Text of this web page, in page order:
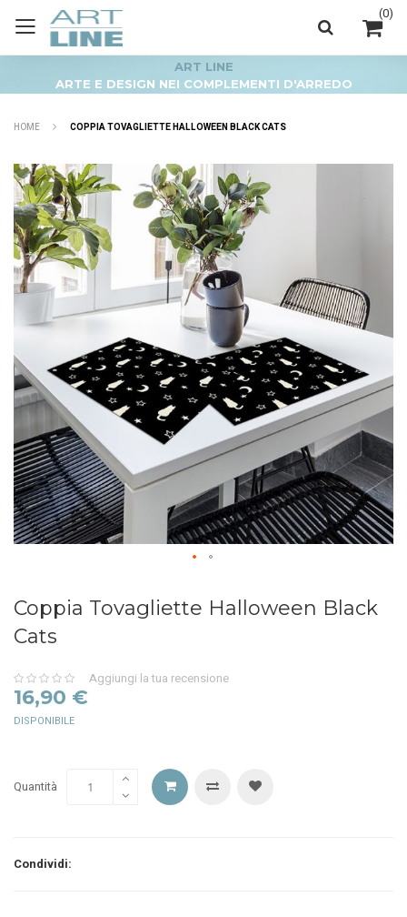
(0)
ART LINE
ARTE E DESIGN NEI COMPLEMENTI D'ARREDO
HOME COPPIA TOVAGLIETTE HALLOWEEN BLACK CATS
Coppia Tovagliette Halloween Black
Cats
0%
Aggiungi la tua recensione
16,90 €
DISPONIBILE
Quantità
Condividi: